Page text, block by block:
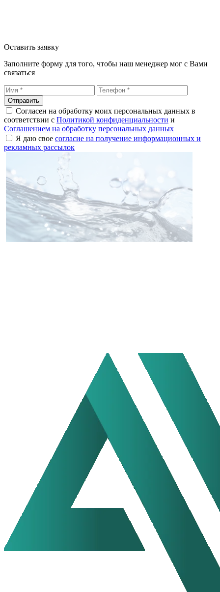
Оставить заявку
Заполните форму для того, чтобы наш менеджер мог с Вами
связаться
Отправить
Согласен на обработку моих персональных данных в
соответствии с Политикой конфиденциальности и
Соглашением на обработку персональных данных
Я даю свое согласие на получение информационных и
рекламных рассылок